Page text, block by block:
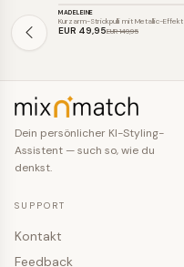
SALE
MADELEINE
Kurzarm-Strickpulli mit Metallic-Effekt
EUR 49,95EUR 149,95
Dein persönlicher KI-Styling-
Assistent — such so, wie du
denkst.
SUPPORT
Kontakt
Feedback